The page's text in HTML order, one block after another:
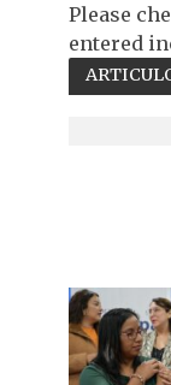
Please
entered